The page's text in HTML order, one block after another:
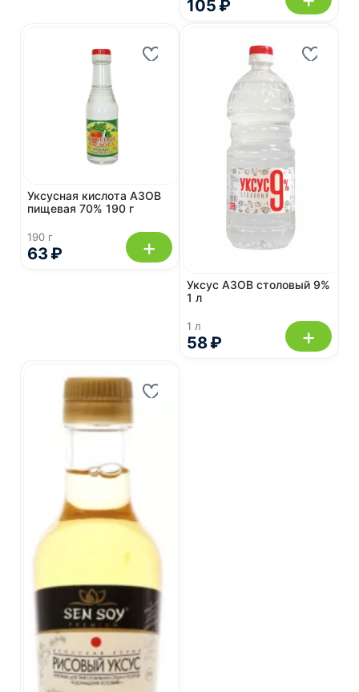
105 ₽
63 ₽
Уксусная кислота АЗОВ
пищевая 70% 190 г
190 г +
58 ₽
Уксус АЗОВ столовый 9%
1 л
1 л +